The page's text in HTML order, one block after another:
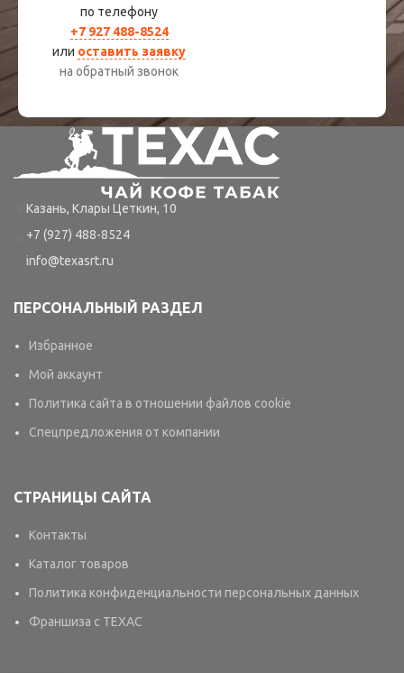
по телефону
+7 927 488-8524
или оставить заявку
на обратный звонок
Казань, Клары Цеткин, 10
+7 (927) 488-8524
info@texasrt.ru
ПЕРСОНАЛЬНЫЙ РАЗДЕЛ
Избранное
Мой аккаунт
Политика сайта в отношении файлов cookie
Спецпредложения от компании
СТРАНИЦЫ САЙТА
Контакты
Каталог товаров
Политика конфиденциальности персональных данных
Франшиза с TEXAC